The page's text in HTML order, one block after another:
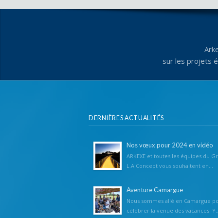
sur les projets
DERNIÈRES ACTUALITÉS
Nos vœux pour 2024 en vidéo
ARKEXE et toutes les équipes du
L.A Concept vous souhaitent en...
Aventure Camargue
Nous sommes allé en Camargue
célébrer la venue des vacances.